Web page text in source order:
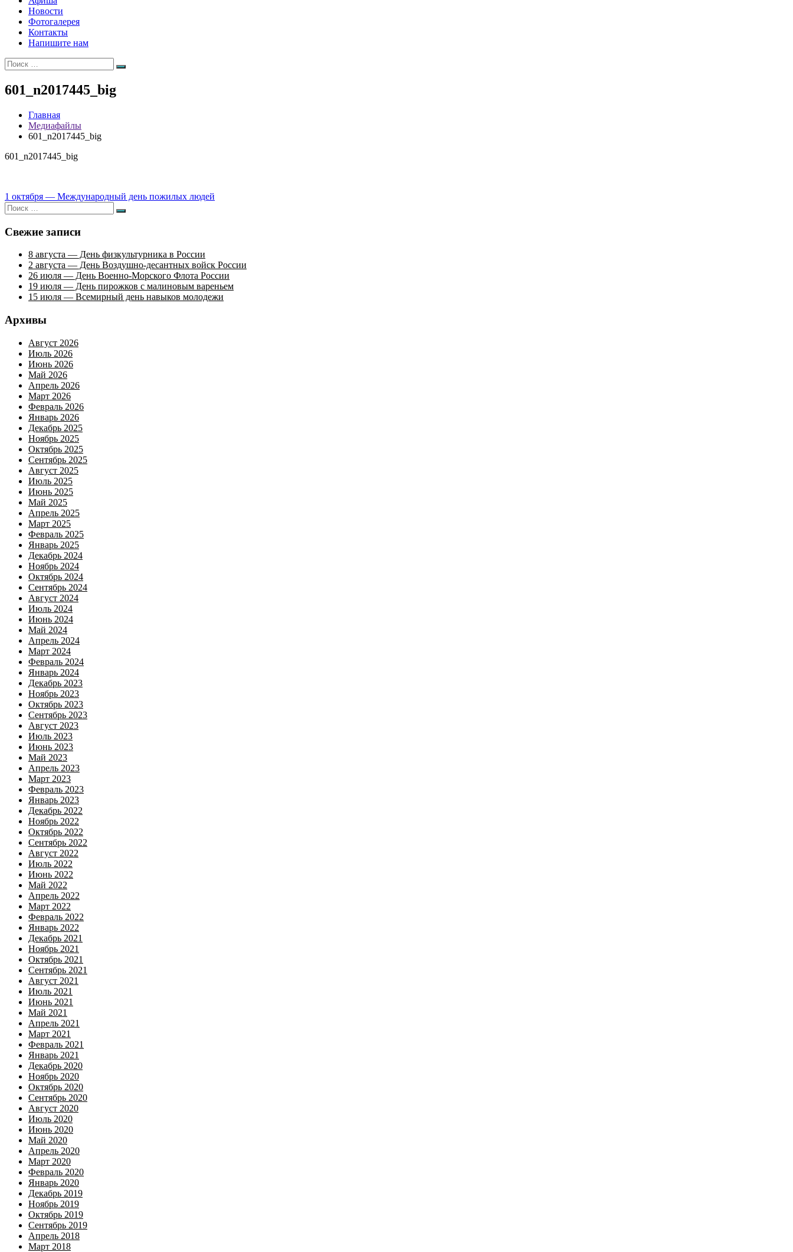
Новости
Фотогалерея
Контакты
Напишите нам
Искать:
Поиск
601_n2017445_big
Главная
Медиафайлы
601_n2017445_big
601_n2017445_big
Навигация
по
записям
1 октября — Международный день пожилых людей
Искать:
Поиск
Свежие записи
8 августа — День физкультурника в России
2 августа — День Воздушно-десантных войск России
26 июля — День Военно-Морского Флота России
19 июля — День пирожков с малиновым вареньем
15 июля — Всемирный день навыков молодежи
Архивы
Август 2026
Июль 2026
Июнь 2026
Май 2026
Апрель 2026
Март 2026
Февраль 2026
Январь 2026
Декабрь 2025
Ноябрь 2025
Октябрь 2025
Сентябрь 2025
Август 2025
Июль 2025
Июнь 2025
Май 2025
Апрель 2025
Март 2025
Февраль 2025
Январь 2025
Декабрь 2024
Ноябрь 2024
Октябрь 2024
Сентябрь 2024
Август 2024
Июль 2024
Июнь 2024
Май 2024
Апрель 2024
Март 2024
Февраль 2024
Январь 2024
Декабрь 2023
Ноябрь 2023
Октябрь 2023
Сентябрь 2023
Август 2023
Июль 2023
Июнь 2023
Май 2023
Апрель 2023
Март 2023
Февраль 2023
Январь 2023
Декабрь 2022
Ноябрь 2022
Октябрь 2022
Сентябрь 2022
Август 2022
Июль 2022
Июнь 2022
Май 2022
Апрель 2022
Март 2022
Февраль 2022
Январь 2022
Декабрь 2021
Ноябрь 2021
Октябрь 2021
Сентябрь 2021
Август 2021
Июль 2021
Июнь 2021
Май 2021
Апрель 2021
Март 2021
Февраль 2021
Январь 2021
Декабрь 2020
Ноябрь 2020
Октябрь 2020
Сентябрь 2020
Август 2020
Июль 2020
Июнь 2020
Май 2020
Апрель 2020
Март 2020
Февраль 2020
Январь 2020
Декабрь 2019
Ноябрь 2019
Октябрь 2019
Сентябрь 2019
Апрель 2018
Март 2018